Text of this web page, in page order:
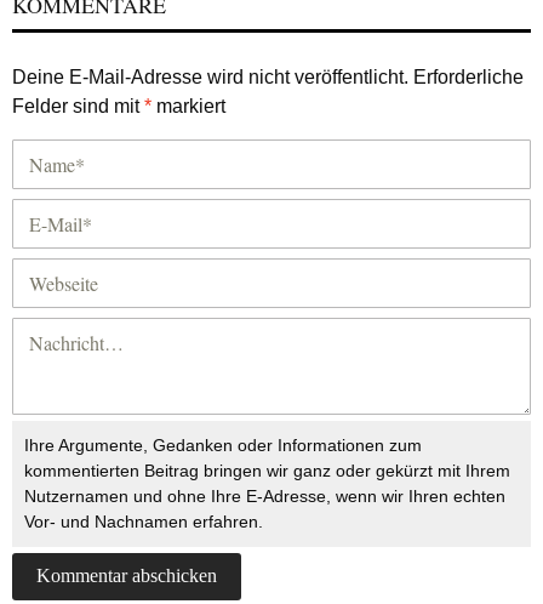
Deine E-Mail-Adresse wird nicht veröffentlicht. Erforderliche
Felder sind mit* markiert
Ihre Argumente, Gedanken oder Informationen zum
kommentierten Beitrag bringen wir ganz oder gekürzt mit Ihrem
Nutzernamen und ohne Ihre E-Adresse, wenn wir Ihren echten
Vor- und Nachnamen erfahren.